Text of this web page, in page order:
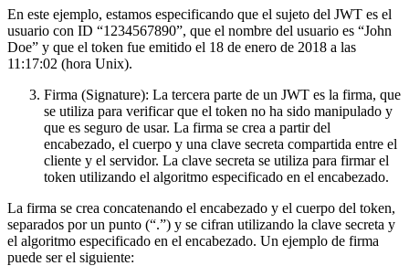
En este ejemplo, estamos especificando que el sujeto del JWT es el
usuario con ID “1234567890”, que el nombre del usuario es “John
Doe” y que el token fue emitido el 18 de enero de 2018 a las
11:17:02 (hora Unix).
Firma (Signature): La tercera parte de un JWT es la firma, que
se utiliza para verificar que el token no ha sido manipulado y
que es seguro de usar. La firma se crea a partir del
encabezado, el cuerpo y una clave secreta compartida entre el
cliente y el servidor. La clave secreta se utiliza para firmar el
token utilizando el algoritmo especificado en el encabezado.
La firma se crea concatenando el encabezado y el cuerpo del token,
separados por un punto (“.”) y se cifran utilizando la clave secreta y
el algoritmo especificado en el encabezado. Un ejemplo de firma
puede ser el siguiente: